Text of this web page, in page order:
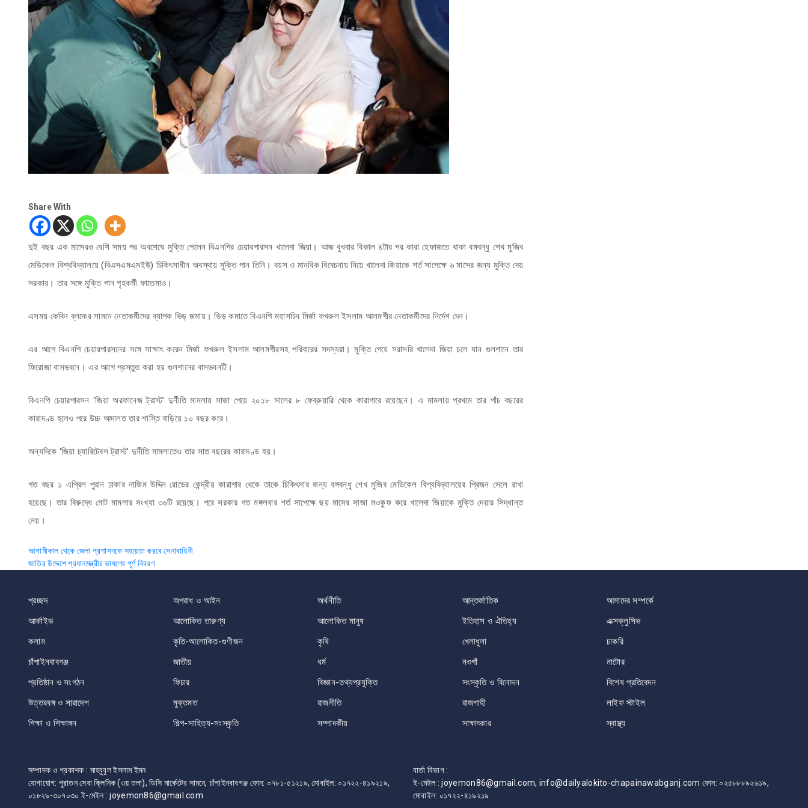
Share With
দুই বছর এক মাসেরও বেশি সময় পর অবশেষে মুক্তি পেলেন বিএনপির চেয়ারপারসন খালেদা জিয়া। আজ বুধবার বিকাল ৪টার পর কারা হেফাজতে থাকা বঙ্গবন্ধু শেখ মুজিব
মেডিকেল বিশ্ববিদ্যালয়ে (বিএসএমএমইউ) চিকিৎসাধীন অবস্থায় মুক্তি পান তিনি। বয়স ও মানবিক বিবেচনায় নিয়ে খালেদা জিয়াকে শর্ত সাপেক্ষে ৬ মাসের জন্য মুক্তি দেয়
সরকার। তার সঙ্গে মুক্তি পান গৃহকর্মী ফাতেমাও।
এসময় কেবিন ব্লকের সামনে নেতাকর্মীদের ব্যাপক ভিড় জমায়। ভিড় কমাতে বিএনপি মহাসচিব মির্জা ফখরুল ইসলাম আলমগীর নেতাকর্মীদের নির্দেশ দেন।
এর আগে বিএনপি চেয়ারপারসনের সঙ্গে সাক্ষাৎ করেন মির্জা ফখরুল ইসলাম আলমগীরসহ পরিবারের সদস্যরা। মুক্তি পেয়ে সরাসরি খালেদা জিয়া চলে যান গুলশানে তার
ফিরোজা বাসভবনে। এর আগে প্রস্তুত করা হয় গুলশানের বাসভবনটি।
বিএনপি চেয়ারপারসন ‘জিয়া অরফানেজ ট্রাস্ট’ দুর্নীতি মামলায় সাজা পেয়ে ২০১৮ সালের ৮ ফেব্রুয়ারি থেকে কারাগারে রয়েছেন। এ মামলায় প্রথমে তার পাঁচ বছরের
কারাদণ্ড হলেও পরে উচ্চ আদালত তার শাস্তি বাড়িয়ে ১০ বছর করে।
অন্যদিকে ‘জিয়া চ্যারিটেবল ট্রাস্ট’ দুর্নীতি মামলাতেও তার সাত বছরের কারাদণ্ড হয়।
গত বছর ১ এপ্রিল পুরান ঢাকার নাজিম উদ্দিন রোডের কেন্দ্রীয় কারাগার থেকে তাকে চিকিৎসার জন্য বঙ্গবন্ধু শেখ মুজিব মেডিকেল বিশ্ববিদ্যালয়ের প্রিজন সেলে রাখা
হয়েছে। তার বিরুদ্ধে মোট মামলার সংখ্যা ৩৬টি রয়েছে। পরে সরকার গত মঙ্গলবার শর্ত সাপেক্ষে ছয় মাসের সাজা মওকুফ করে খালেদা জিয়াকে মুক্তি দেয়ার সিদ্ধান্ত
নেয়।
Post
navigation
আগামীকাল থেকে জেলা প্রশাসনকে সহায়তা করবে সেনাবাহিনী
জাতির উদ্দেশে প্রধানমন্ত্রীর ভাষণের পূর্ণ বিবরণ
প্রচ্ছদ অপরাধ ও আইন অর্থনীতি আন্তর্জাতিক
আমাদের সম্পর্কে
আর্কাইভ
আলোকিত তারুণ্য আলোকিত মানুষ ইতিহাস ও ঐতিহ্য
এক্সক্লুসিভ
কলাম
কৃতি-আলোকিত-গুণীজন কৃষি খেলাধুলা
চাকরি
চাঁপাইনবাবগঞ্জ
জাতীয় ধর্ম নওগাঁ
নাটোর
প্রতিষ্ঠান ও সংগঠন
ফিচার বিজ্ঞান-তথ্যপ্রযুক্তি সংস্কৃতি ও বিনোদন
বিশেষ প্রতিবেদন
উত্তরবঙ্গ ও সারাদেশ
মুক্তমত রাজনীতি রাজশাহী
লাইফ স্টাইল
শিক্ষা ও শিক্ষাঙ্গন
শিল্প-সাহিত্য-সংস্কৃতি সম্পাদকীয় সাক্ষাৎকার স্বাস্থ্য
সম্পাদক ও প্রকাশক : মাহবুবুল ইসলাম ইমন
যোগাযোগ: পুরাতন সেবা ক্লিনিক (৩য় তলা), ডিসি মার্কেটের সামনে, চাঁপাইনবাবগঞ্জ ফোন: ০৭৮১-৫১২১৯, মোবাইল: ০১৭২২-৪১৯২১৯,
০১৮২৯-৩০৭০৩০ ই-মেইল : joyemon86@gmail.com
বার্তা বিভাগ :
ই-মেইল : joyemon86@gmail.com, info@dailyalokito-chapainawabganj.com ফোন: ০২৫৮৮৮৯২৬১৯,
মোবাইল: ০১৭২২-৪১৯২১৯